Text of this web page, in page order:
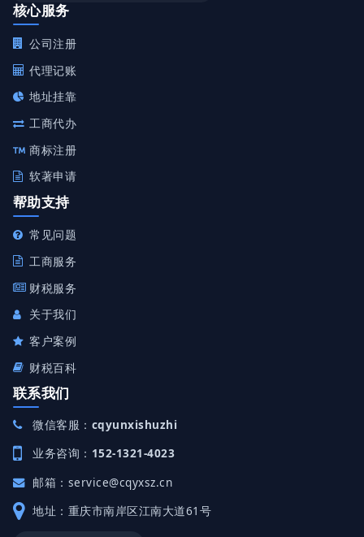
核心服务
公司注册
代理记账
地址挂靠
工商代办
商标注册
软著申请
帮助支持
常见问题
工商服务
财税服务
关于我们
客户案例
财税百科
联系我们
微信客服： cqyunxishuzhi
业务咨询： 152-1321-4023
邮箱： service@cqyxsz.cn
地址：重庆市南岸区江南大道61号